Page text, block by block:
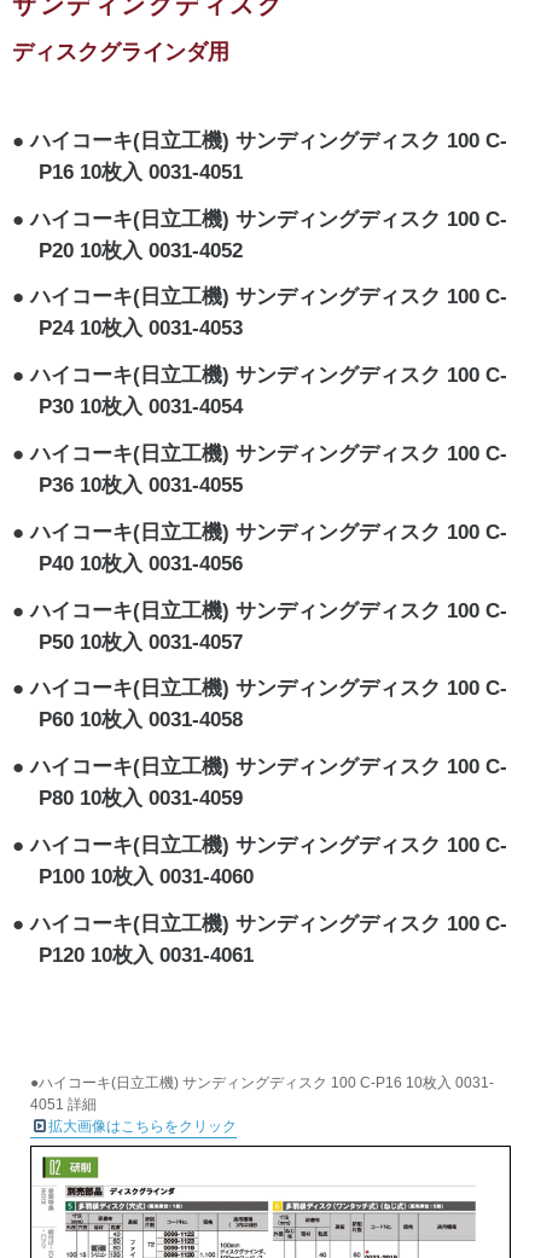
ディスクグラインダ用
ハイコーキ(日立工機) サンディングディスク 100 C-
P16 10枚入 0031-4051
ハイコーキ(日立工機) サンディングディスク 100 C-
P20 10枚入 0031-4052
ハイコーキ(日立工機) サンディングディスク 100 C-
P24 10枚入 0031-4053
ハイコーキ(日立工機) サンディングディスク 100 C-
P30 10枚入 0031-4054
ハイコーキ(日立工機) サンディングディスク 100 C-
P36 10枚入 0031-4055
ハイコーキ(日立工機) サンディングディスク 100 C-
P40 10枚入 0031-4056
ハイコーキ(日立工機) サンディングディスク 100 C-
P50 10枚入 0031-4057
ハイコーキ(日立工機) サンディングディスク 100 C-
P60 10枚入 0031-4058
ハイコーキ(日立工機) サンディングディスク 100 C-
P80 10枚入 0031-4059
ハイコーキ(日立工機) サンディングディスク 100 C-
P100 10枚入 0031-4060
ハイコーキ(日立工機) サンディングディスク 100 C-
P120 10枚入 0031-4061
●ハイコーキ(日立工機) サンディングディスク 100 C-P16 10枚入 0031-
4051 詳細
拡大画像はこちらをクリック